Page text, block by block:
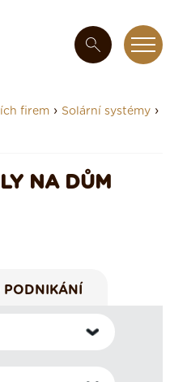
firem › Solární systémy ›
NA DŮM
PODNIKÁNÍ